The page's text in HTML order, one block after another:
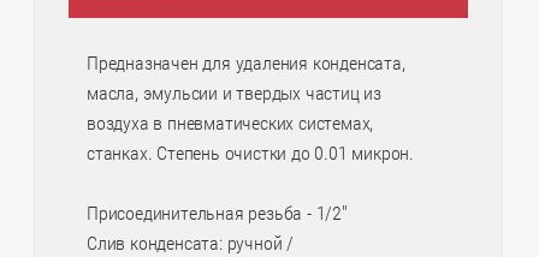
Предназначен для удаления конденсата,
масла, эмульсии и твердых частиц из
воздуха в пневматических системах,
станках. Степень очистки до 0.01 микрон.
Присоединительная резьба - 1/2"
Слив конденсата: ручной /